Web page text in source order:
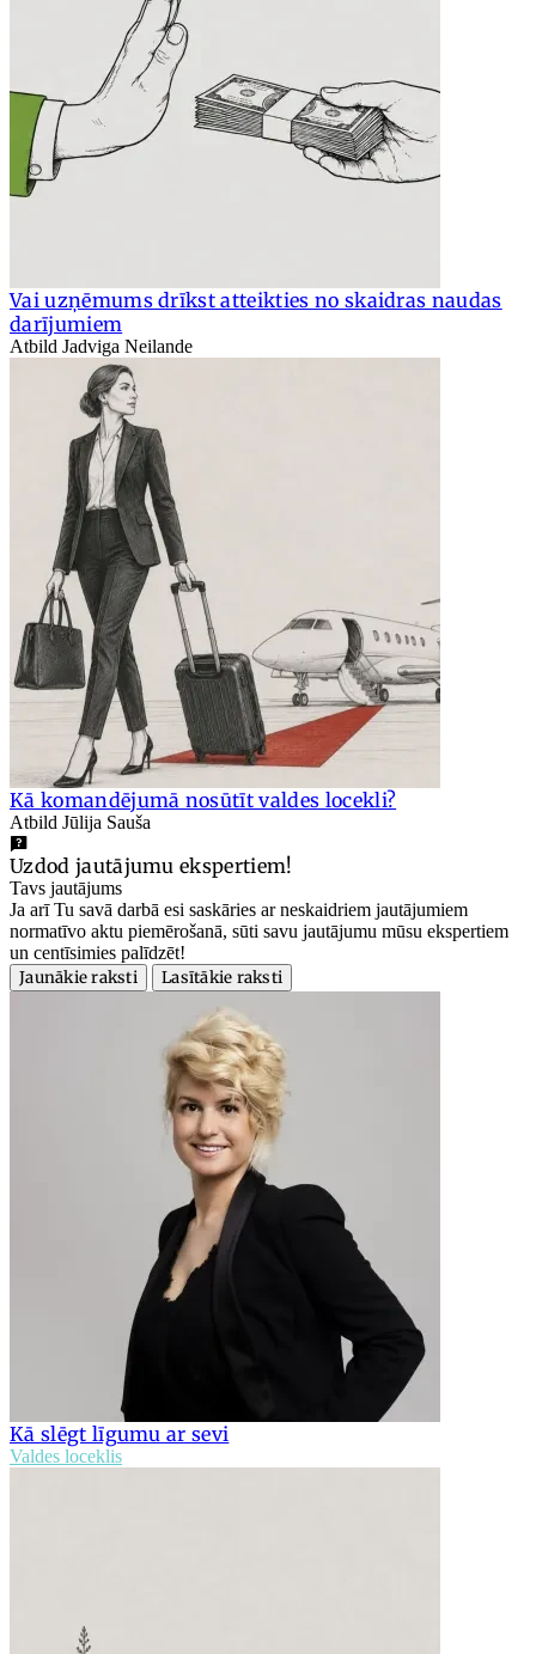
Vai uzņēmums drīkst atteikties no skaidras naudas
darījumiem
Atbild Jadviga Neilande
Kā komandējumā nosūtīt valdes locekli?
Atbild Jūlija Sauša
Uzdod jautājumu ekspertiem!
Tavs jautājums
Ja arī Tu savā darbā esi saskāries ar neskaidriem jautājumiem
normatīvo aktu piemērošanā, sūti savu jautājumu mūsu ekspertiem
un centīsimies palīdzēt!
Jaunākie raksti
Lasītākie raksti
Kā slēgt līgumu ar sevi
Valdes loceklis